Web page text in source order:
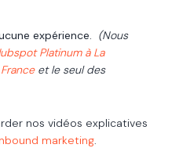
expérience. (Nous
Platinum à La
et le seul des
nos vidéos explicatives
marketing.